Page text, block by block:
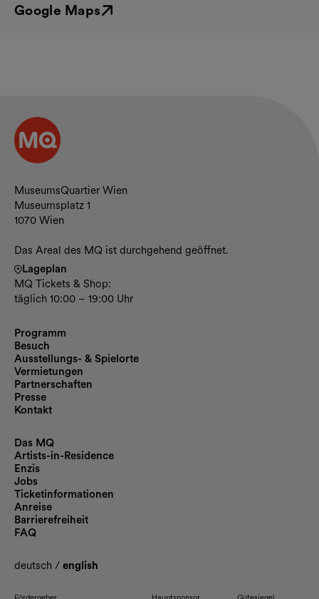
Google Maps
Externer Link
Kontakt und Öffnungszeiten
MuseumsQuartier Wien
Museumsplatz 1
1070 Wien
Das Areal des MQ ist durchgehend geöffnet.
Lageplan
MQ Tickets & Shop:
täglich 10:00 – 19:00 Uhr
Programm
Besuch
Ausstellungs- & Spielorte
Vermietungen
Partnerschaften
Presse
Kontakt
Das MQ
Artists-in-Residence
Enzis
Jobs
Ticketinformationen
Anreise
Barrierefreiheit
FAQ
deutsch / english